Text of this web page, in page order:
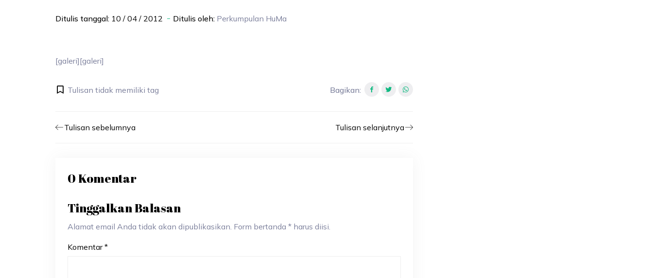
Ditulis tanggal: 10 / 04 / 2012 Ditulis oleh: Perkumpulan HuMa
[galeri][galeri]
Tulisan tidak memiliki tag Bagikan:
Tulisan sebelumnya Tulisan selanjutnya
0 Komentar
Tinggalkan Balasan
Alamat email Anda tidak akan dipublikasikan. Form bertanda * harus diisi.
Komentar *